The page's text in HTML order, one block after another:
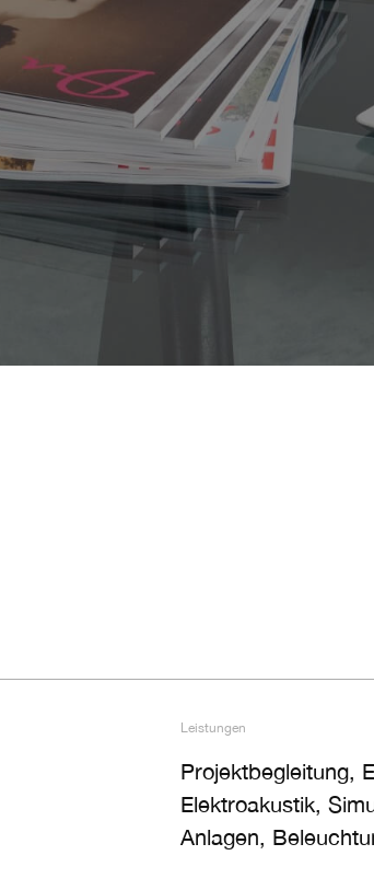
Leistungen
Projektbegleitung,
Elektroakustik,
Anlagen,